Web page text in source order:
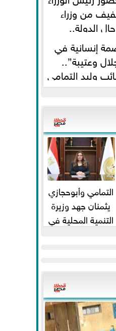
من وزراء
الدولة..
ومحمد...
إنسانية في
وعتيبة”..
وليد التمامي
يداويان...
التمامي وأبوحجازي
يثمنان جهد وزيرة
التنمية المحلية في